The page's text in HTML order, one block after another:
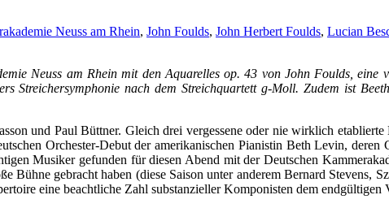
Neuss am Rhein, John Foulds, John Herbert Foulds, Lucian
Neuss am Rhein mit den Aquarelles op. 43 von John Foulds, eine
Streichersymphonie nach dem Streichquartett g-Moll. Zudem ist
und Paul Büttner. Gleich drei vergessene oder nie wirklich etablierte
Orchester-Debut der amerikanischen Pianistin Beth Levin, deren
Musiker gefunden für diesen Abend mit der Deutschen
gebracht haben (diese Saison unter anderem Bernard Stevens,
eine beachtliche Zahl substanzieller Komponisten dem endgültigen